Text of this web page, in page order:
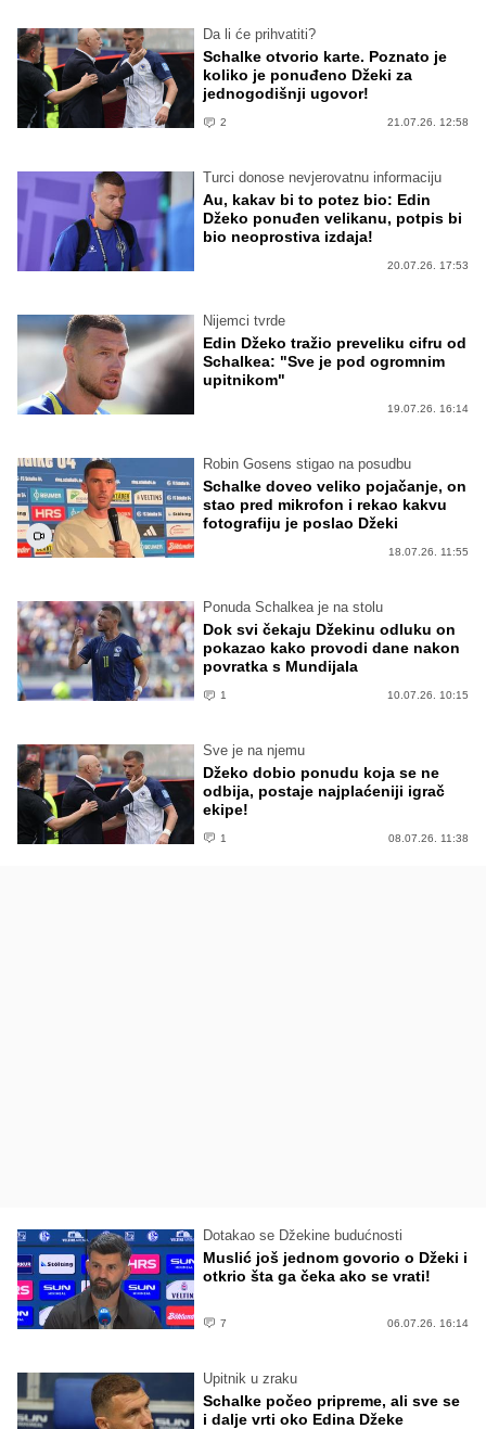
Da li će prihvatiti?
Schalke otvorio karte. Poznato je
koliko je ponuđeno Džeki za
jednogodišnji ugovor!
2 21.07.26. 12:58
Turci donose nevjerovatnu informaciju
Au, kakav bi to potez bio: Edin
Džeko ponuđen velikanu, potpis bi
bio neoprostiva izdaja!
20.07.26. 17:53
Nijemci tvrde
Edin Džeko tražio preveliku cifru od
Schalkea: "Sve je pod ogromnim
upitnikom"
19.07.26. 16:14
Robin Gosens stigao na posudbu
Schalke doveo veliko pojačanje, on
stao pred mikrofon i rekao kakvu
fotografiju je poslao Džeki
18.07.26. 11:55
Ponuda Schalkea je na stolu
Dok svi čekaju Džekinu odluku on
pokazao kako provodi dane nakon
povratka s Mundijala
1 10.07.26. 10:15
Sve je na njemu
Džeko dobio ponudu koja se ne
odbija, postaje najplaćeniji igrač
ekipe!
1 08.07.26. 11:38
Dotakao se Džekine budućnosti
Muslić još jednom govorio o Džeki i
otkrio šta ga čeka ako se vrati!
7 06.07.26. 16:14
Upitnik u zraku
Schalke počeo pripreme, ali sve se
i dalje vrti oko Edina Džeke